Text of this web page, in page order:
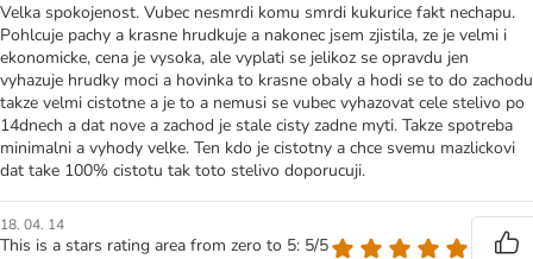
Velka spokojenost. Vubec nesmrdi komu smrdi kukurice fakt nechapu.
Pohlcuje pachy a krasne hrudkuje a nakonec jsem zjistila, ze je velmi i
ekonomicke, cena je vysoka, ale vyplati se jelikoz se opravdu jen
vyhazuje hrudky moci a hovinka to krasne obaly a hodi se to do zachodu
takze velmi cistotne a je to a nemusi se vubec vyhazovat cele stelivo po
14dnech a dat nove a zachod je stale cisty zadne myti. Takze spotreba
minimalni a vyhody velke. Ten kdo je cistotny a chce svemu mazlickovi
dat take 100% cistotu tak toto stelivo doporucuji.
18. 04. 14
This is a stars rating area from zero to 5: 5/5